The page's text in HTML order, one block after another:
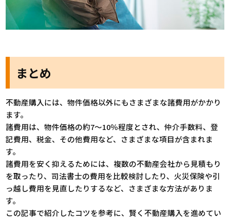
まとめ
不動産購入には、物件価格以外にもさまざまな諸費用がかかり
ます。
諸費用は、物件価格の約7～10％程度とされ、仲介手数料、登
記費用、税金、その他費用など、さまざまな項目が含まれま
す。
諸費用を安く抑えるためには、複数の不動産会社から見積もり
を取ったり、司法書士の費用を比較検討したり、火災保険や引
っ越し費用を見直したりするなど、さまざまな方法がありま
す。
この記事で紹介したコツを参考に、賢く不動産購入を進めてい